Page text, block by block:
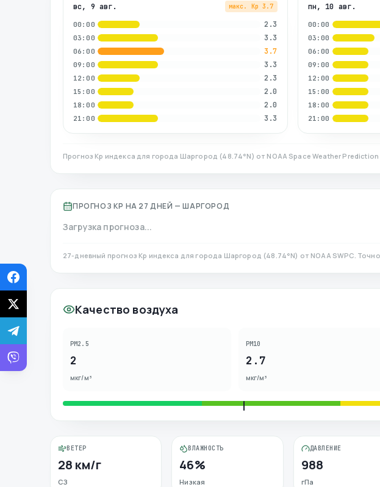
вс, 9 авг. макс. Kp 3.7
00:00 2.3
03:00 3.3
06:00 3.7
09:00 3.3
12:00 2.3
15:00 2.0
18:00 2.0
21:00 3.3
пн, 10 авг.
00:00
03:00
06:00
09:00
12:00
15:00
18:00
21:00
Прогноз Kp индекса для города Шаргород (48.74°N) от NOAA Space Weather
ПРОГНОЗ KP НА 27 ДНЕЙ — ШАРГОРОД
Загрузка прогноза...
27-дневный прогноз Kp индекса для города Шаргород (48.74°N) от NOAA SWPC.
Качество воздуха
PM2.5
2
мкг/м³
PM10
2.7
мкг/м³
ВЕТЕР
28 км/г
СЗ
ВЛАЖНОСТЬ
46%
Низкая
ДАВЛЕНИЕ
988
гПа